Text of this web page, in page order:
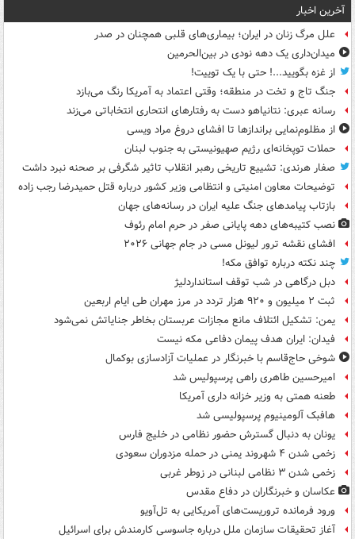
آخرین اخبار
علل مرگ زنان در ایران؛ بیماری‌های قلبی همچنان در صدر
میدان‌داری یک دهه نودی در بین‌الحرمین
از غزه بگویید...! حتی با یک توییت!
جنگ تاج و تخت در منطقه؛ وقتی اعتماد به آمریکا رنگ می‌بازد
رسانه عبری: نتانیاهو دست به رفتارهای انتحاری انتخاباتی می‌زند
از مظلوم‌نمایی براندازها تا افشای دروغ مراد ویسی
حملات توپخانه‌ای رژیم صهیونیستی به جنوب لبنان
صفار هرندی: تشییع تاریخی رهبر انقلاب تاثیر شگرفی بر صحنه نبرد داشت
توضیحات معاون امنیتی و انتظامی وزیر کشور درباره قتل حمیدرضا رجب زاده
بازتاب پیامدهای جنگ علیه ایران در رسانه‌های جهان
نصب کتیبه‌های دهه پایانی صفر در حرم امام رئوف
افشای نقشه ترور لیونل مسی در جام جهانی ۲۰۲۶
چند نکته درباره توافق مکه!
دبل درگاهی در شب توقف استانداردلیژ
ثبت ۲ میلیون و ۹۲۰ هزار تردد در مرز مهران طی ایام اربعین
یمن: تشکیل ائتلاف مانع مجازات عربستان بخاطر جنایاتش نمی‌شود
فیدان: ایران هدف پیمان دفاعی مکه نیست
شوخی حاج‌قاسم با خبرنگار در عملیات آزادسازی بوکمال
امیرحسین طاهری راهی پرسپولیس شد
طعنه همتی به وزیر خزانه داری آمریکا
هافبک آلومینیوم پرسپولیسی شد
یونان به دنبال گسترش حضور نظامی در خلیج فارس
زخمی شدن ۴ شهروند یمنی در حمله مزدوران سعودی
زخمی شدن ۳ نظامی لبنانی در زوطر غربی
عکاسان و خبرنگاران در دفاع مقدس
ورود فرمانده تروریست‌های آمریکایی به تل‌آویو
آغاز تحقیقات سازمان ملل درباره جاسوسی کارمندش برای اسرائیل